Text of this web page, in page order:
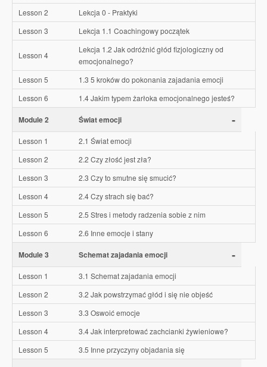
Lesson 2
Lekcja 0 - Praktyki
Lesson 3
Lekcja 1.1 Coachingowy początek
Lesson 4
Lekcja 1.2 Jak odróżnić głód fizjologiczny od
emocjonalnego?
Lesson 5
1.3 5 kroków do pokonania zajadania emocji
Lesson 6
1.4 Jakim typem żarłoka emocjonalnego jesteś?
Module 2 Świat emocji -
Lesson 1
2.1 Świat emocji
Lesson 2
2.2 Czy złość jest zła?
Lesson 3
2.3 Czy to smutne się smucić?
Lesson 4
2.4 Czy strach się bać?
Lesson 5
2.5 Stres i metody radzenia sobie z nim
Lesson 6
2.6 Inne emocje i stany
Module 3 Schemat zajadania emocji -
Lesson 1
3.1 Schemat zajadania emocji
Lesson 2
3.2 Jak powstrzymać głód i się nie objeść
Lesson 3
3.3 Oswoić emocje
Lesson 4
3.4 Jak interpretować zachcianki żywieniowe?
Lesson 5
3.5 Inne przyczyny objadania się